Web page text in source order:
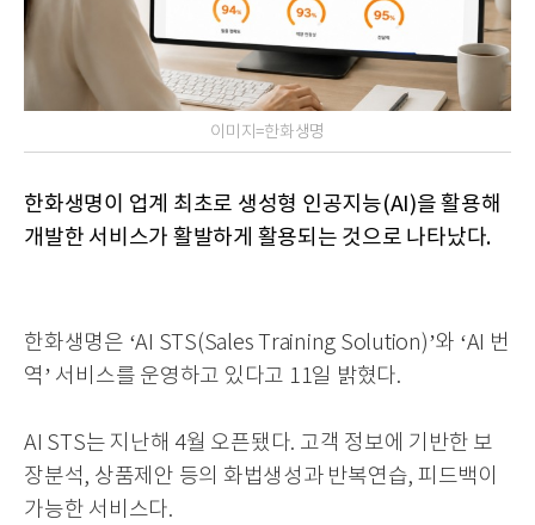
이미지=한화생명
한화생명이 업계 최초로 생성형 인공지능(AI)을 활용해
개발한 서비스가 활발하게 활용되는 것으로 나타났다.
한화생명은 ‘AI STS(Sales Training Solution)’와 ‘AI 번
역’ 서비스를 운영하고 있다고 11일 밝혔다.
AI STS는 지난해 4월 오픈됐다. 고객 정보에 기반한 보
장분석, 상품제안 등의 화법생성과 반복연습, 피드백이
가능한 서비스다.